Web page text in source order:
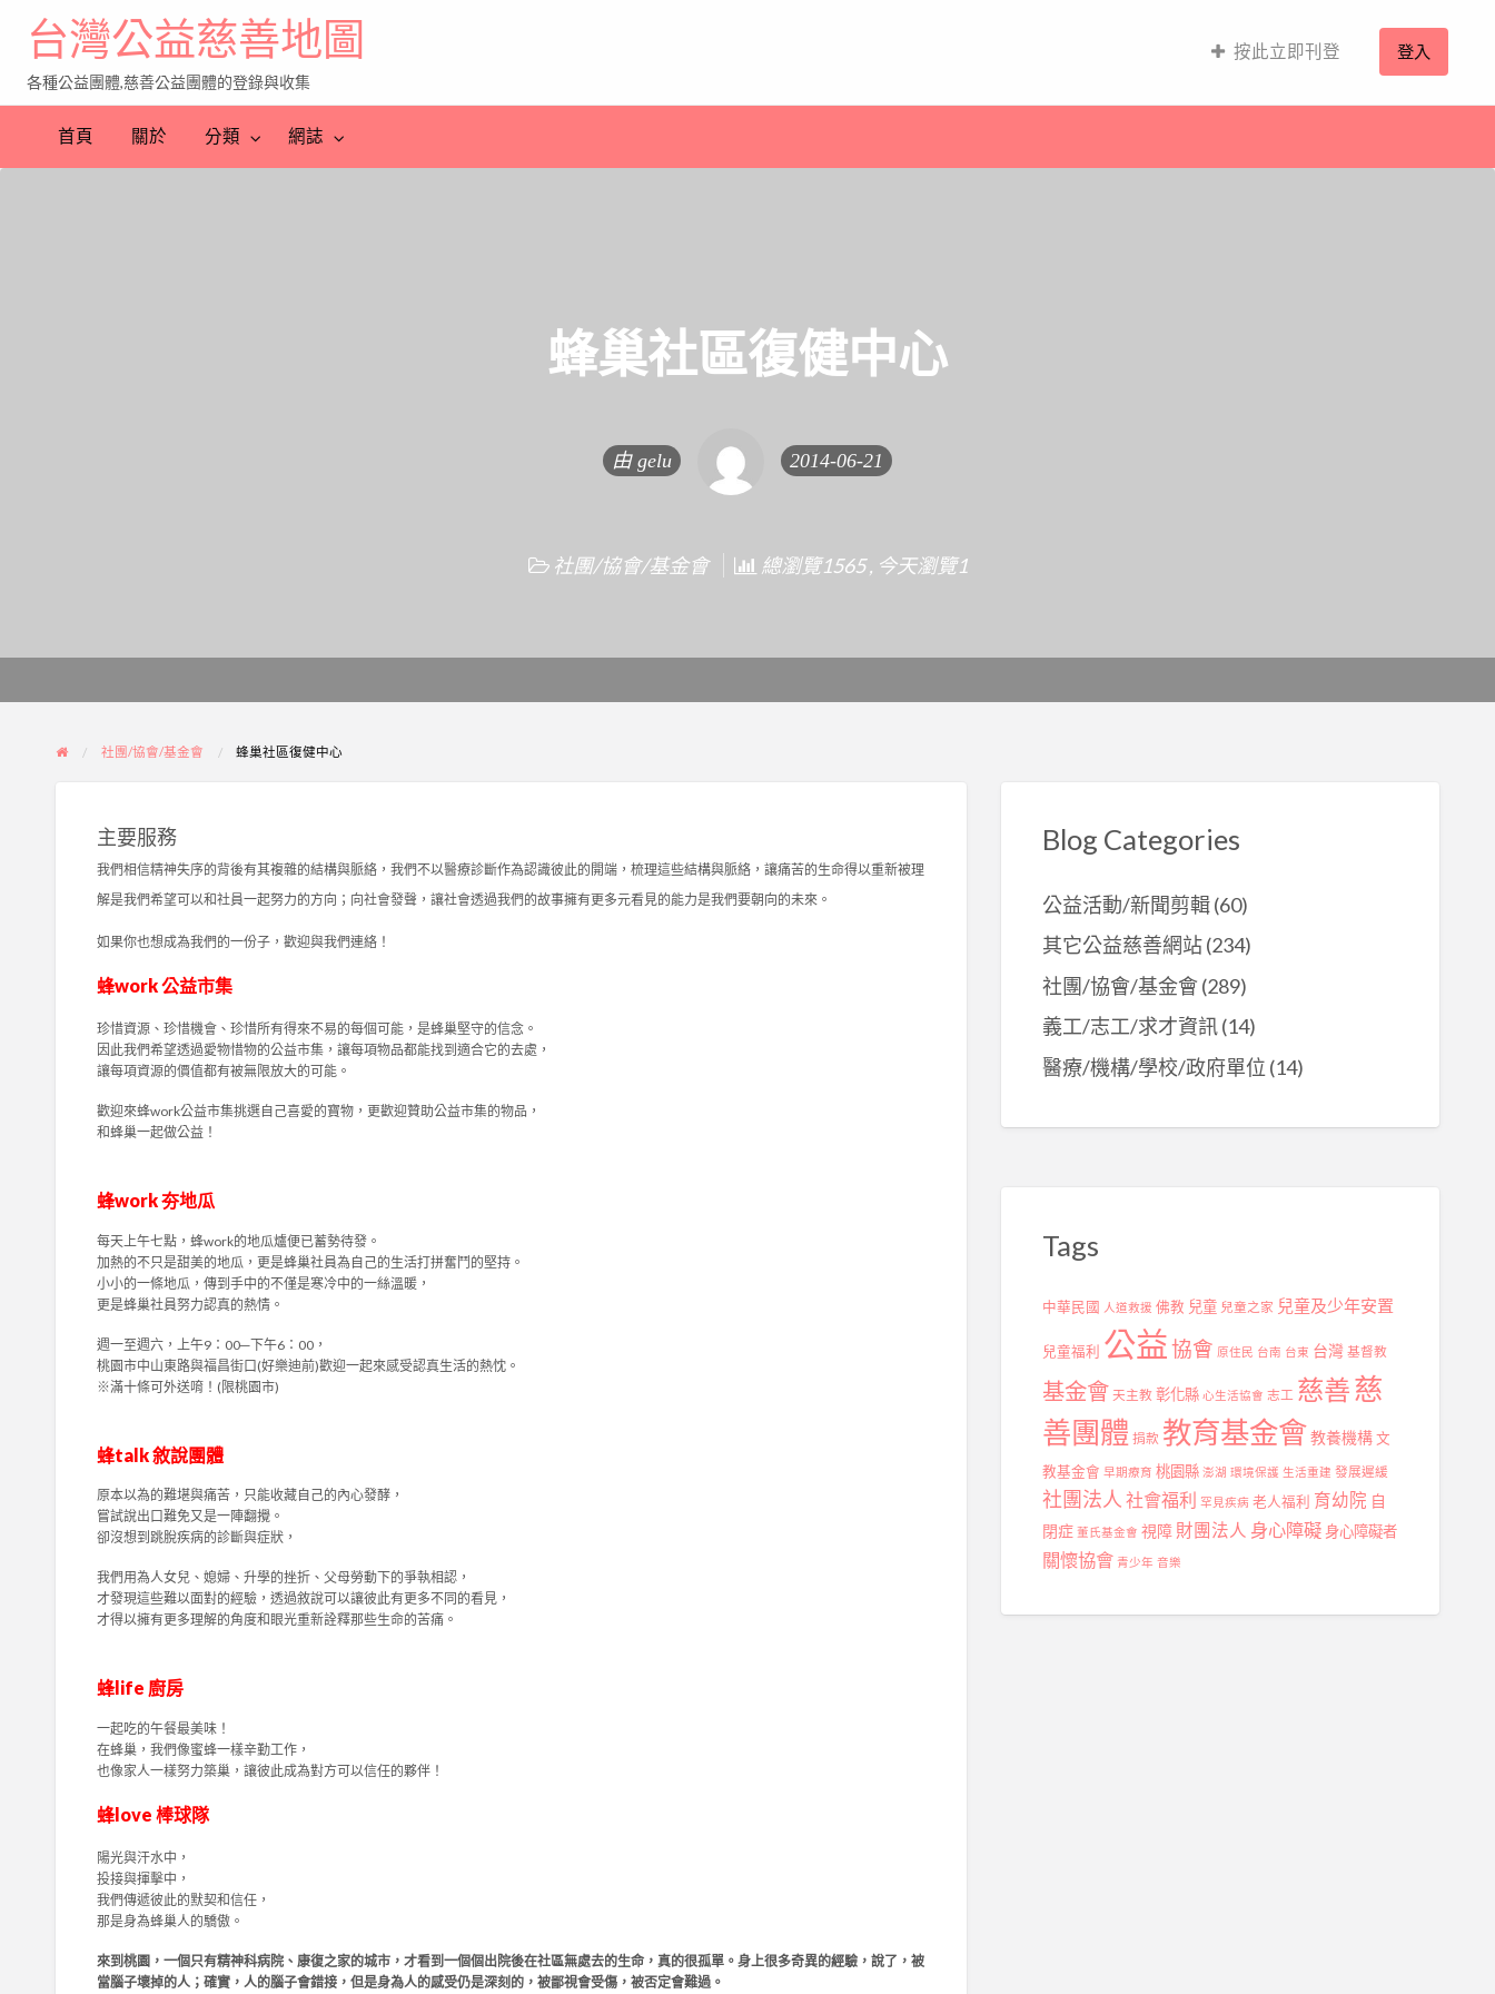
台灣公益慈善地圖
各種公益團體,慈善公益團體的登錄與收集
按此立即刊登 登入
首頁 關於 分類 網誌
蜂巢社區復健中心
由 gelu 2014-06-21
社團/協會/基金會 總瀏覽1565 , 今天瀏覽1
社團/協會/基金會 蜂巢社區復健中心
主要服務
我們相信精神失序的背後有其複雜的結構與脈絡，我們不以醫療診斷作為認識彼此的開端，梳理這些結構與脈絡，讓痛苦的生命得以重新被理
解是我們希望可以和社員一起努力的方向；向社會發聲，讓社會透過我們的故事擁有更多元看見的能力是我們要朝向的未來。
如果你也想成為我們的一份子，歡迎與我們連絡！
蜂work 公益市集
珍惜資源、珍惜機會、珍惜所有得來不易的每個可能，是蜂巢堅守的信念。
因此我們希望透過愛物惜物的公益市集，讓每項物品都能找到適合它的去處，
讓每項資源的價值都有被無限放大的可能。
歡迎來蜂work公益市集挑選自己喜愛的寶物，更歡迎贊助公益市集的物品，
和蜂巢一起做公益！
蜂work 夯地瓜
每天上午七點，蜂work的地瓜爐便已蓄勢待發。
加熱的不只是甜美的地瓜，更是蜂巢社員為自己的生活打拼奮鬥的堅持。
小小的一條地瓜，傳到手中的不僅是寒冷中的一絲溫暖，
更是蜂巢社員努力認真的熱情。
週一至週六，上午9：00─下午6：00，
桃園市中山東路與福昌街口(好樂迪前)歡迎一起來感受認真生活的熱忱。
※滿十條可外送唷！(限桃園市)
蜂talk 敘說團體
原本以為的難堪與痛苦，只能收藏自己的內心發酵，
嘗試說出口難免又是一陣翻攪。
卻沒想到跳脫疾病的診斷與症狀，
我們用為人女兒、媳婦、升學的挫折、父母勞動下的爭執相認，
才發現這些難以面對的經驗，透過敘說可以讓彼此有更多不同的看見，
才得以擁有更多理解的角度和眼光重新詮釋那些生命的苦痛。
蜂life 廚房
一起吃的午餐最美味！
在蜂巢，我們像蜜蜂一樣辛勤工作，
也像家人一樣努力築巢，讓彼此成為對方可以信任的夥伴！
蜂love 棒球隊
陽光與汗水中，
投接與揮擊中，
我們傳遞彼此的默契和信任，
那是身為蜂巢人的驕傲。
來到桃園，一個只有精神科病院、康復之家的城市，才看到一個個出院後在社區無處去的生命，真的很孤單。身上很多奇異的經驗，說了，被
當腦子壞掉的人；確實，人的腦子會錯接，但是身為人的感受仍是深刻的，被鄙視會受傷，被否定會難過。
Blog Categories
公益活動/新聞剪輯(60)
其它公益慈善網站(234)
社團/協會/基金會 (289)
義工/志工/求才資訊(14)
醫療/機構/學校/政府單位 (14)
Tags
中華民國 人道救援 佛教 兒童 兒童之家 兒童及少年安置
兒童福利 公益協會 原住民 台南 台東 台灣 基督教
基金會 天主教 彰化縣 心生活協會 志工 慈善慈
善團體 捐款 教育基金會 教養機構 文
教基金會 早期療育 桃園縣 澎湖 環境保護 生活重建 發展遲緩
社團法人 社會福利 罕見疾病 老人福利 育幼院 自
閉症 董氏基金會 視障 財團法人 身心障礙 身心障礙者
關懷協會 青少年 音樂